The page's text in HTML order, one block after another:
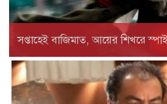
সপ্তাহেই বাজিমাত, আয়ের শিখরে